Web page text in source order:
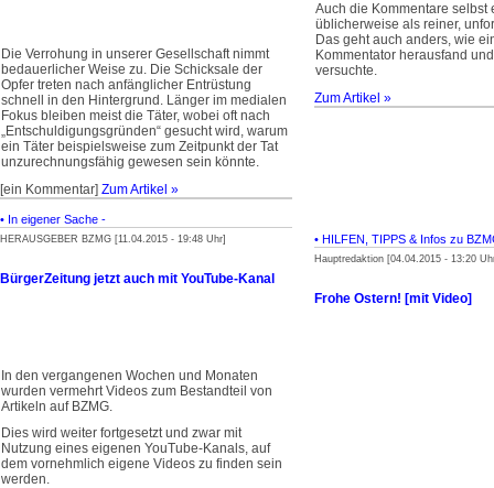
Die Verrohung in unserer Gesellschaft nimmt
bedauerlicher Weise zu. Die Schicksale der
Opfer treten nach anfänglicher Entrüstung
schnell in den Hintergrund. Länger im medialen
Fokus bleiben meist die Täter, wobei oft nach
„Entschuldigungsgründen“ gesucht wird, warum
ein Täter beispielsweise zum Zeitpunkt der Tat
unzurechnungsfähig gewesen sein könnte.
[ein Kommentar] Zum Artikel »
Auch die Kommentare selbst
üblicherweise als reiner,
Das geht auch anders, wie
Kommentator herausfand
versuchte.
Zum Artikel »
• In eigener Sache -
HERAUSGEBER BZMG [11.04.2015 - 19:48 Uhr]
BürgerZeitung jetzt auch mit YouTube-Kanal
In den vergangenen Wochen und Monaten
wurden vermehrt Videos zum Bestandteil von
Artikeln auf BZMG.
Dies wird weiter fortgesetzt und zwar mit
Nutzung eines eigenen YouTube-Kanals, auf
dem vornehmlich eigene Videos zu finden sein
werden.
• HILFEN, TIPPS & Infos zu
Hauptredaktion [04.04.2015 - 13:20
Frohe Ostern! [mit Video]